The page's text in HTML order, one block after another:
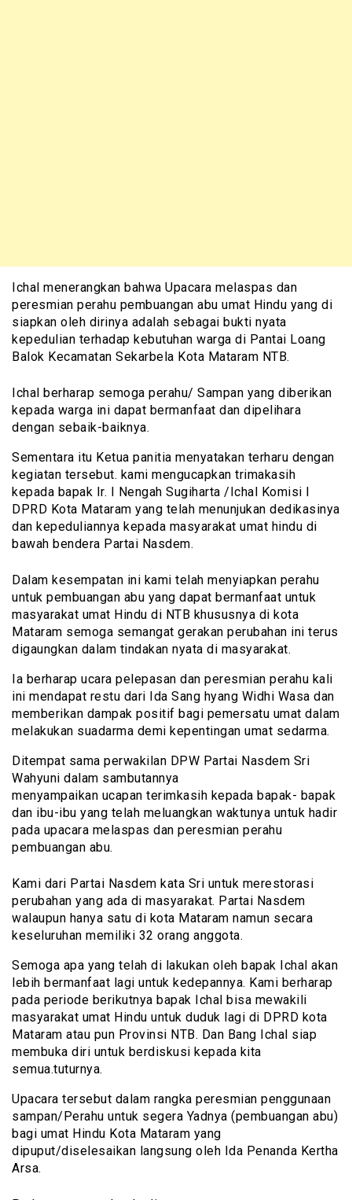
Ichal menerangkan bahwa Upacara melaspas dan
peresmian perahu pembuangan abu umat Hindu yang di
siapkan oleh dirinya adalah sebagai bukti nyata
kepedulian terhadap kebutuhan warga di Pantai Loang
Balok Kecamatan Sekarbela Kota Mataram NTB.
Ichal berharap semoga perahu/ Sampan yang diberikan
kepada warga ini dapat bermanfaat dan dipelihara
dengan sebaik-baiknya.
Sementara itu Ketua panitia menyatakan terharu dengan
kegiatan tersebut. kami mengucapkan trimakasih
kepada bapak Ir. I Nengah Sugiharta /Ichal Komisi I
DPRD Kota Mataram yang telah menunjukan dedikasinya
dan kepeduliannya kepada masyarakat umat hindu di
bawah bendera Partai Nasdem.
Dalam kesempatan ini kami telah menyiapkan perahu
untuk pembuangan abu yang dapat bermanfaat untuk
masyarakat umat Hindu di NTB khususnya di kota
Mataram semoga semangat gerakan perubahan ini terus
digaungkan dalam tindakan nyata di masyarakat.
Ia berharap ucara pelepasan dan peresmian perahu kali
ini mendapat restu dari Ida Sang hyang Widhi Wasa dan
memberikan dampak positif bagi pemersatu umat dalam
melakukan suadarma demi kepentingan umat sedarma.
Ditempat sama perwakilan DPW Partai Nasdem Sri
Wahyuni dalam sambutannya
menyampaikan ucapan terimkasih kepada bapak- bapak
dan ibu-ibu yang telah meluangkan waktunya untuk hadir
pada upacara melaspas dan peresmian perahu
pembuangan abu.
Kami dari Partai Nasdem kata Sri untuk merestorasi
perubahan yang ada di masyarakat. Partai Nasdem
walaupun hanya satu di kota Mataram namun secara
keseluruhan memiliki 32 orang anggota.
Semoga apa yang telah di lakukan oleh bapak Ichal akan
lebih bermanfaat lagi untuk kedepannya. Kami berharap
pada periode berikutnya bapak Ichal bisa mewakili
masyarakat umat Hindu untuk duduk lagi di DPRD kota
Mataram atau pun Provinsi NTB. Dan Bang Ichal siap
membuka diri untuk berdiskusi kepada kita
semua.tuturnya.
Upacara tersebut dalam rangka peresmian penggunaan
sampan/Perahu untuk segera Yadnya (pembuangan abu)
bagi umat Hindu Kota Mataram yang
dipuput/diselesaikan langsung oleh Ida Penanda Kertha
Arsa.